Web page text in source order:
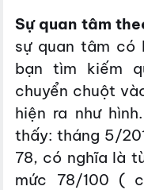
Sự quan tâm
sự quan tâm có
bạn tìm kiếm
chuyển chuột
hiện ra như
thấy: tháng 5/
78, có nghĩa là
mức 78/100 (